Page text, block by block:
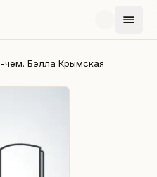
чем. Бэлла Крымская